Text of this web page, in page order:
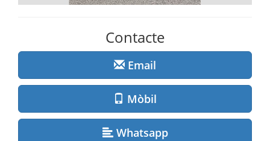
Contacte
Email
Mòbil
Whatsapp